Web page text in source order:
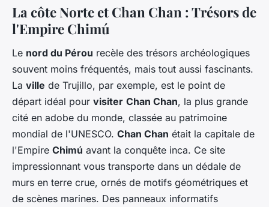
La côte Norte et Chan Chan : Trésors de
l'Empire Chimú
Le nord du Pérou recèle des trésors archéologiques
souvent moins fréquentés, mais tout aussi fascinants.
La ville de Trujillo, par exemple, est le point de
départ idéal pour visiter Chan Chan, la plus grande
cité en adobe du monde, classée au patrimoine
mondial de l'UNESCO. Chan Chan était la capitale de
l'Empire Chimú avant la conquête inca. Ce site
impressionnant vous transporte dans un dédale de
murs en terre crue, ornés de motifs géométriques et
de scènes marines. Des panneaux informatifs